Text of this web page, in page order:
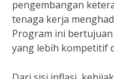
pengembangan
tenaga kerja
Program ini
yang lebih kompetitif